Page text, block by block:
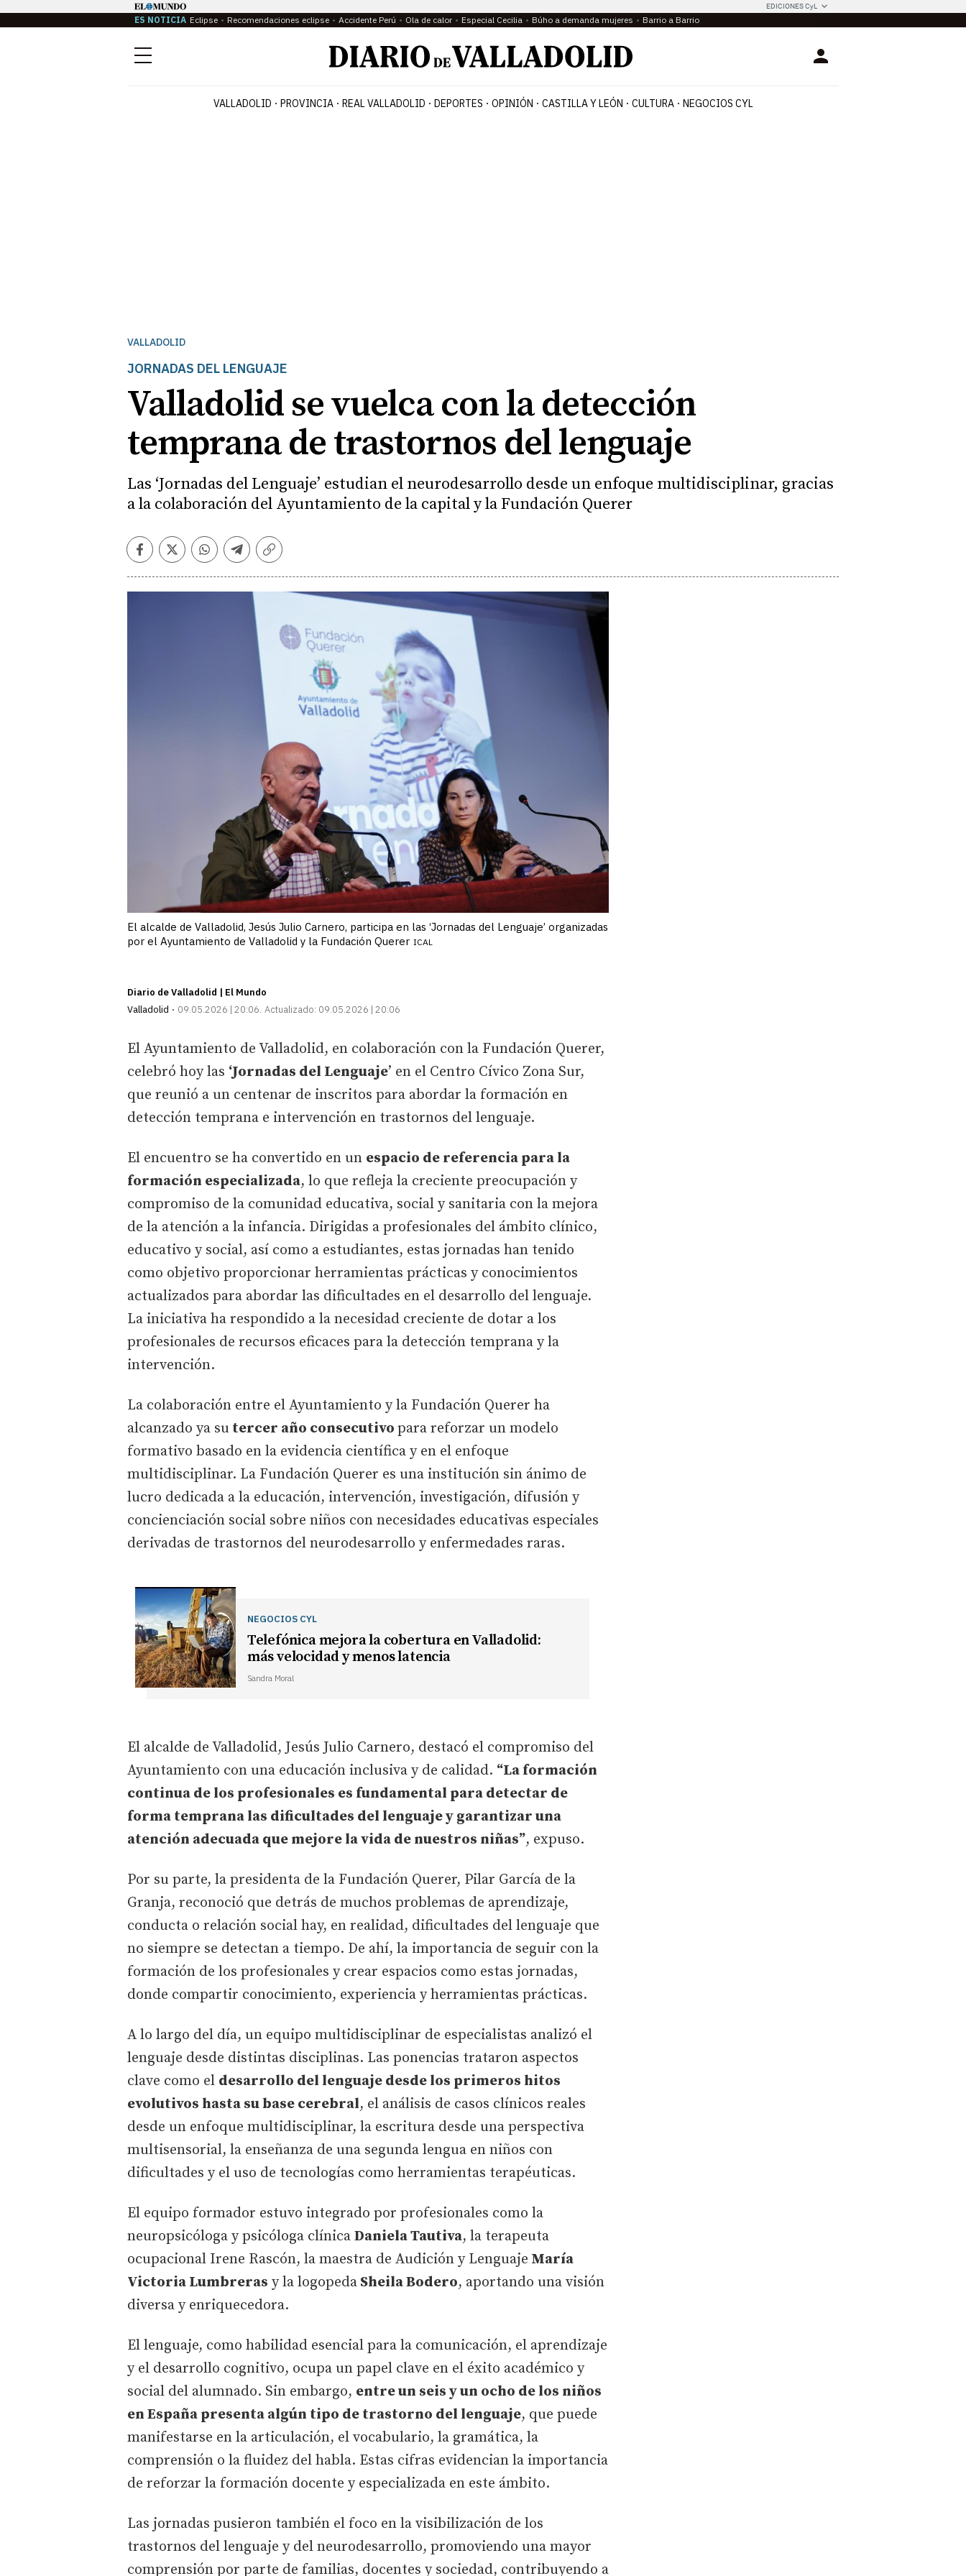
EDICIONES CyL
ES NOTICIA Eclipse Recomendaciones eclipse Accidente Perú Ola de calor Especial Cecilia Búho a demanda mujeres Barrio a Barrio
Menú Login
VALLADOLID PROVINCIA REAL VALLADOLID DEPORTES OPINIÓN CASTILLA Y LEÓN CULTURA NEGOCIOS CYL
VALLADOLID
JORNADAS DEL LENGUAJE
Valladolid se vuelca con la detección
temprana de trastornos del lenguaje
Las ‘Jornadas del Lenguaje’ estudian el neurodesarrollo desde un enfoque multidisciplinar, gracias
a la colaboración del Ayuntamiento de la capital y la Fundación Querer
Facebook
TwitterWhatsapp
Telegram
Copiar
El alcalde de Valladolid, Jesús Julio Carnero, participa en las ‘Jornadas del Lenguaje’ organizadas
por el Ayuntamiento de Valladolid y la Fundación Querer ICAL
Diario de Valladolid | El Mundo
Valladolid
09.05.2026 | 20:06 Actualizado: 09.05.2026 | 20:06
El Ayuntamiento de Valladolid, en colaboración con la Fundación Querer,
celebró hoy las ‘Jornadas del Lenguaje’ en el Centro Cívico Zona Sur,
que reunió a un centenar de inscritos para abordar la formación en
detección temprana e intervención en trastornos del lenguaje.
El encuentro se ha convertido en un espacio de referencia para la
formación especializada, lo que refleja la creciente preocupación y
compromiso de la comunidad educativa, social y sanitaria con la mejora
de la atención a la infancia. Dirigidas a profesionales del ámbito clínico,
educativo y social, así como a estudiantes, estas jornadas han tenido
como objetivo proporcionar herramientas prácticas y conocimientos
actualizados para abordar las dificultades en el desarrollo del lenguaje.
La iniciativa ha respondido a la necesidad creciente de dotar a los
profesionales de recursos eficaces para la detección temprana y la
intervención.
La colaboración entre el Ayuntamiento y la Fundación Querer ha
alcanzado ya su tercer año consecutivo para reforzar un modelo
formativo basado en la evidencia científica y en el enfoque
multidisciplinar. La Fundación Querer es una institución sin ánimo de
lucro dedicada a la educación, intervención, investigación, difusión y
concienciación social sobre niños con necesidades educativas especiales
derivadas de trastornos del neurodesarrollo y enfermedades raras.
NEGOCIOS CYL
Telefónica mejora la cobertura en Valladolid:
más velocidad y menos latencia
Sandra Moral
El alcalde de Valladolid, Jesús Julio Carnero, destacó el compromiso del
Ayuntamiento con una educación inclusiva y de calidad. “La formación
continua de los profesionales es fundamental para detectar de
forma temprana las dificultades del lenguaje y garantizar una
atención adecuada que mejore la vida de nuestros niñas”, expuso.
Por su parte, la presidenta de la Fundación Querer, Pilar García de la
Granja, reconoció que detrás de muchos problemas de aprendizaje,
conducta o relación social hay, en realidad, dificultades del lenguaje que
no siempre se detectan a tiempo. De ahí, la importancia de seguir con la
formación de los profesionales y crear espacios como estas jornadas,
donde compartir conocimiento, experiencia y herramientas prácticas.
A lo largo del día, un equipo multidisciplinar de especialistas analizó el
lenguaje desde distintas disciplinas. Las ponencias trataron aspectos
clave como el desarrollo del lenguaje desde los primeros hitos
evolutivos hasta su base cerebral, el análisis de casos clínicos reales
desde un enfoque multidisciplinar, la escritura desde una perspectiva
multisensorial, la enseñanza de una segunda lengua en niños con
dificultades y el uso de tecnologías como herramientas terapéuticas.
El equipo formador estuvo integrado por profesionales como la
neuropsicóloga y psicóloga clínica Daniela Tautiva, la terapeuta
ocupacional Irene Rascón, la maestra de Audición y Lenguaje María
Victoria Lumbreras y la logopeda Sheila Bodero, aportando una visión
diversa y enriquecedora.
El lenguaje, como habilidad esencial para la comunicación, el aprendizaje
y el desarrollo cognitivo, ocupa un papel clave en el éxito académico y
social del alumnado. Sin embargo, entre un seis y un ocho de los niños
en España presenta algún tipo de trastorno del lenguaje, que puede
manifestarse en la articulación, el vocabulario, la gramática, la
comprensión o la fluidez del habla. Estas cifras evidencian la importancia
de reforzar la formación docente y especializada en este ámbito.
Las jornadas pusieron también el foco en la visibilización de los
trastornos del lenguaje y del neurodesarrollo, promoviendo una mayor
comprensión por parte de familias, docentes y sociedad, contribuyendo a